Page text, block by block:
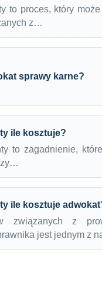
to proces, który
z…
sprawy karne?
ile kosztuje?
to zagadnienie,
ile kosztuje
związanych z
jest jednym z